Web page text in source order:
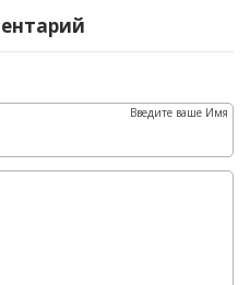
Введите ваше Имя